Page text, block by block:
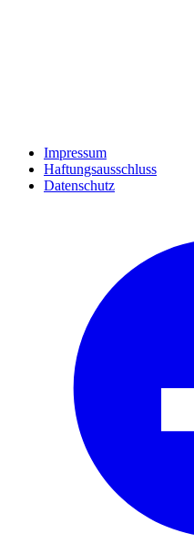
Impressum
Haftungsausschluss
Datenschutz